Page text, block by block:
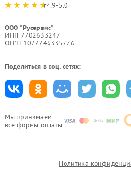
Мы принимаем
все формы оплаты
4.9-5.0
ООО "Русервис"
ИНН 7702633247
ОГРН 1077746335776
Поделиться в соц. сетях:
Политика